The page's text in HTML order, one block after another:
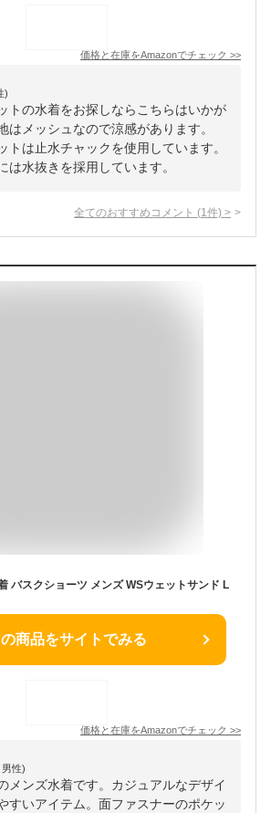
価格と在庫をAmazonでチェック >>
)
トの水着をお探しならこちらはいかが
はメッシュなので涼感があります。
トは止水チャックを使用しています。
は水抜きを採用しています。
全てのおすすめコメント (1 件) >
バスクショーツ メンズ WSウェットサンド L
商品をサイトでみる
価格と在庫をAmazonでチェック >>
性)
メンズ水着です。カジュアルなデザイ
すいアイテム。面ファスナーのポケッ